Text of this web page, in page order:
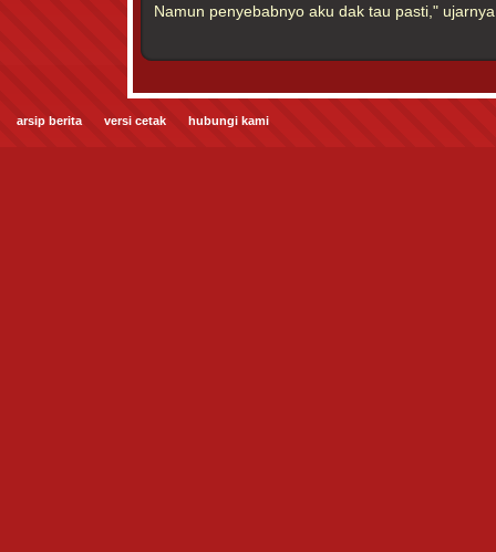
Namun penyebabnyo aku dak tau pasti,"
arsip berita versi cetak hubungi kami